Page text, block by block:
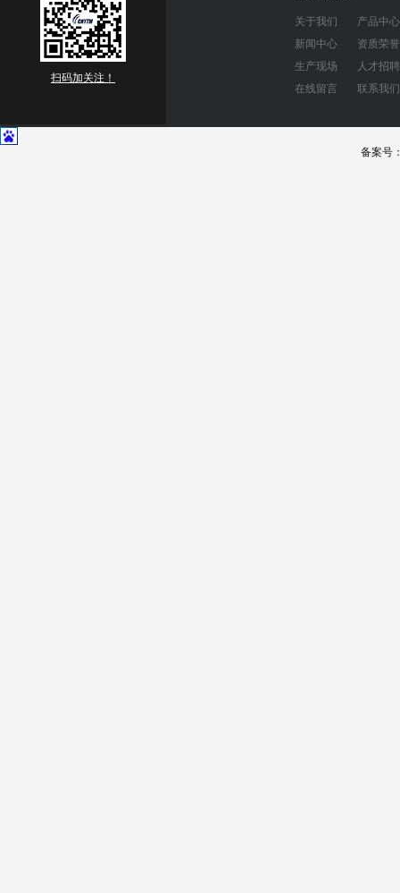
扫码加关注！
关于我们
产品中心
新闻中心
资质荣誉
生产现场
人才招聘
在线留言
联系我们
备案号